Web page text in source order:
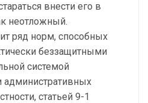
внести его в
неотложный.
ряд норм, способных
беззащитными
системой
административных
статьей 9-1